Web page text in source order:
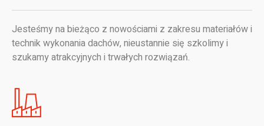
Jesteśmy na bieżąco z nowościami z zakresu materiałów i
technik wykonania dachów, nieustannie się szkolimy i
szukamy atrakcyjnych i trwałych rozwiązań.